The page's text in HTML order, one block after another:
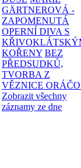
GÄRTNEROVÁ -
ZAPOMENUTÁ
OPERNÍ DIVA S
KOŘENY BEZ
PŘEDSUDKŮ,
TVORBA Z
VĚZNICE
Zobrazit všechny
záznamy ze dne